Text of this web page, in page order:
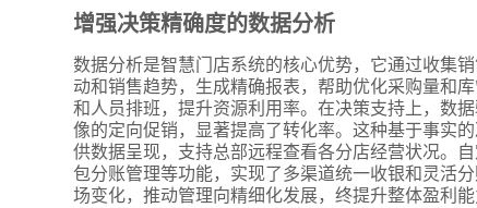
增强决策精确度的数据分析
数据分析是智慧门店系统的核心优势，它通过收集
动和销售趋势，生成精确报表，帮助优化采购量和
和人员排班，提升资源利用率。在决策支持上，数
像的定向促销，显著提高了转化率。这种基于事实
供数据呈现，支持总部远程查看各分店经营状况。
包分账管理等功能，实现了多渠道统一收银和灵活
场变化，推动管理向精细化发展，终提升整体盈利能